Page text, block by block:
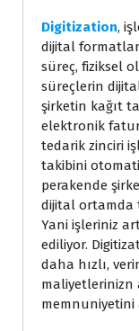
Digitization,
dijital
süreç, fiziksel
süreçlerin
şirketin kağıt
elektronik
tedarik zinciri
takibini
perakende
dijital ortamda
Yani işleriniz
ediliyor.
daha hızlı,
maliyetlerinizn
memnuniyetini